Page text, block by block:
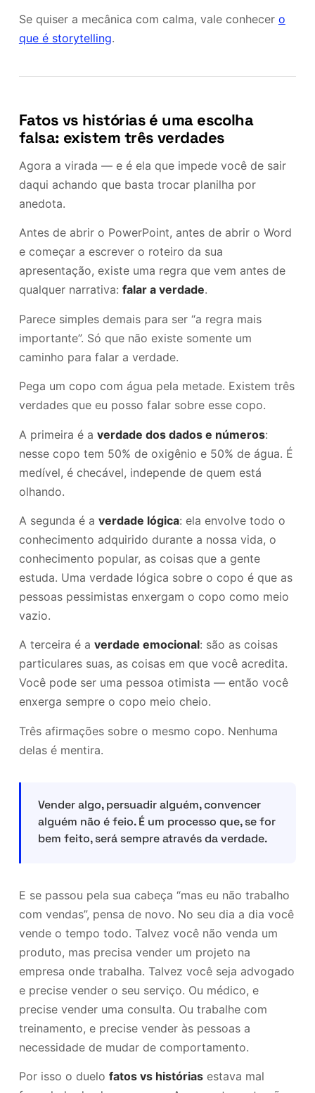
Se quiser a mecânica com calma, vale conhecer o
que é storytelling.
Fatos vs histórias é uma escolha
falsa: existem três verdades
Agora a virada — e é ela que impede você de sair
daqui achando que basta trocar planilha por
anedota.
Antes de abrir o PowerPoint, antes de abrir o Word
e começar a escrever o roteiro da sua
apresentação, existe uma regra que vem antes de
qualquer narrativa: falar a verdade.
Parece simples demais para ser “a regra mais
importante”. Só que não existe somente um
caminho para falar a verdade.
Pega um copo com água pela metade. Existem três
verdades que eu posso falar sobre esse copo.
A primeira é a verdade dos dados e números:
nesse copo tem 50% de oxigênio e 50% de água. É
medível, é checável, independe de quem está
olhando.
A segunda é a verdade lógica: ela envolve todo o
conhecimento adquirido durante a nossa vida, o
conhecimento popular, as coisas que a gente
estuda. Uma verdade lógica sobre o copo é que as
pessoas pessimistas enxergam o copo como meio
vazio.
A terceira é a verdade emocional: são as coisas
particulares suas, as coisas em que você acredita.
Você pode ser uma pessoa otimista — então você
enxerga sempre o copo meio cheio.
Três afirmações sobre o mesmo copo. Nenhuma
delas é mentira.
Vender algo, persuadir alguém, convencer
alguém não é feio. É um processo que, se for
bem feito, será sempre através da verdade.
E se passou pela sua cabeça “mas eu não trabalho
com vendas”, pensa de novo. No seu dia a dia você
vende o tempo todo. Talvez você não venda um
produto, mas precisa vender um projeto na
empresa onde trabalha. Talvez você seja advogado
e precise vender o seu serviço. Ou médico, e
precise vender uma consulta. Ou trabalhe com
treinamento, e precise vender às pessoas a
necessidade de mudar de comportamento.
Por isso o duelo fatos vs históriasestava mal